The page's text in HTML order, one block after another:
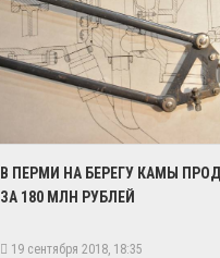
В ПЕРМИ НА БЕРЕГУ КАМЫ
ЗА 180 МЛН РУБЛЕЙ
19 сентября 2018, 18:35